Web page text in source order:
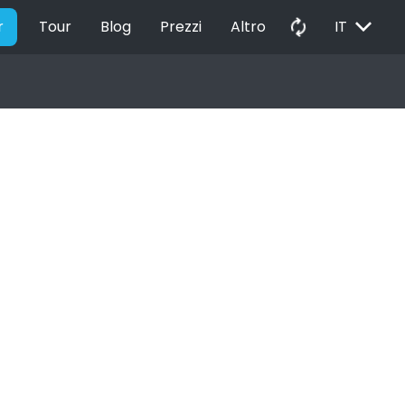
Tour Blog Prezzi Altro autorenew IT EXPAND_MORE